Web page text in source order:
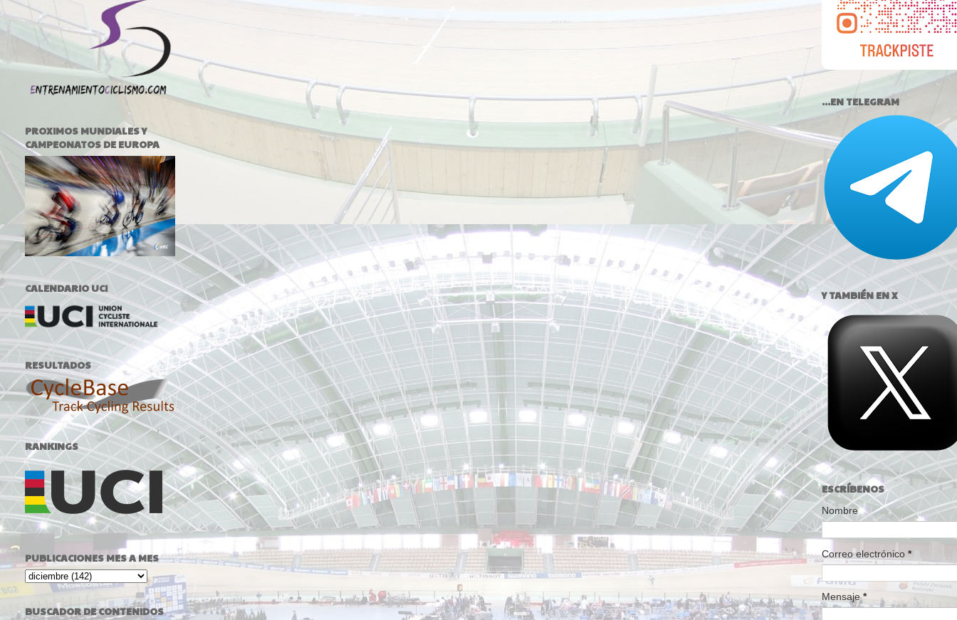
PROXIMOS MUNDIALES Y
CAMPEONATOS DE EUROPA
CALENDARIO UCI
RESULTADOS
RANKINGS
PUBLICACIONES MES A MES
BUSCADOR DE CONTENIDOS
...EN TELEGRAM
Y TAMBIÉN EN X
ESCRÍBENOS
Nombre
Correo electrónico *
Mensaje*